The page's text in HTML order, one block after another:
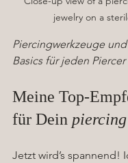
jewelry on a
Piercingwerkzeuge
Basics für jeden Piercer
Meine Top-
für Dein
Jetzt wird’s spannend!